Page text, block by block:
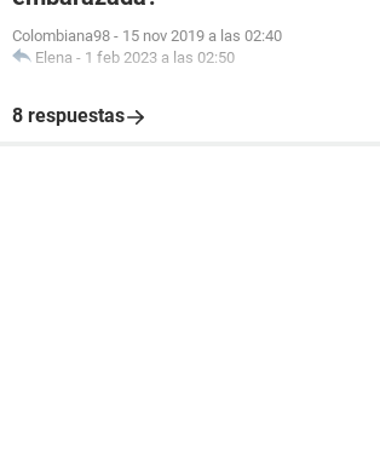
Colombiana98 - 15 nov 2019 a las 02:40
Elena - 1 feb 2023 a las 02:50
8 respuestas